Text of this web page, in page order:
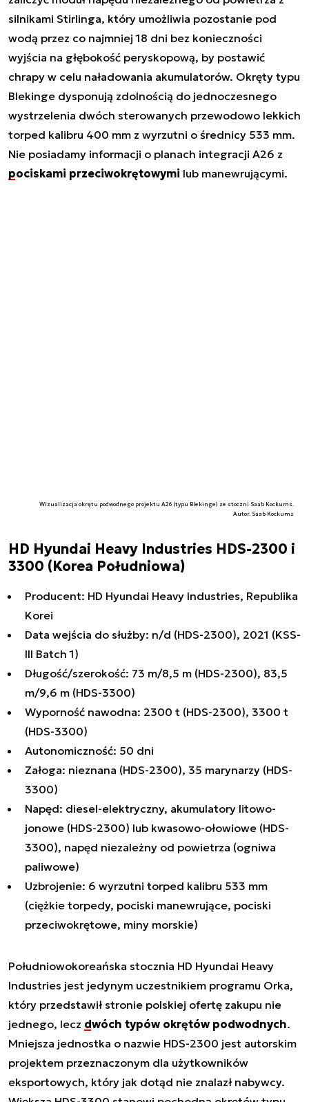
silnikami Stirlinga, który umożliwia pozostanie pod
wodą przez co najmniej 18 dni bez konieczności
wyjścia na głębokość peryskopową, by postawić
chrapy w celu naładowania akumulatorów. Okręty typu
Blekinge dysponują zdolnością do jednoczesnego
wystrzelenia dwóch sterowanych przewodowo lekkich
torped kalibru 400 mm z wyrzutni o średnicy 533 mm.
Nie posiadamy informacji o planach integracji A26 z
pociskami przeciwokrętowymi lub manewrującymi.
Wizualizacja okrętu podwodnego projektu A26 (typu Blekinge) ze stoczni Saab Kockums.
Autor. Saab Kockums
HD Hyundai Heavy Industries HDS-2300 i
3300 (Korea Południowa)
Producent: HD Hyundai Heavy Industries, Republika
Korei
Data wejścia do służby: n/d (HDS-2300), 2021 (KSS-
III Batch 1)
Długość/szerokość: 73 m/8,5 m (HDS-2300), 83,5
m/9,6 m (HDS-3300)
Wyporność nawodna: 2300 t (HDS-2300), 3300 t
(HDS-3300)
Autonomiczność: 50 dni
Załoga: nieznana (HDS-2300), 35 marynarzy (HDS-
3300)
Napęd: diesel-elektryczny, akumulatory litowo-
jonowe (HDS-2300) lub kwasowo-ołowiowe (HDS-
3300), napęd niezależny od powietrza (ogniwa
paliwowe)
Uzbrojenie: 6 wyrzutni torped kalibru 533 mm
(ciężkie torpedy, pociski manewrujące, pociski
przeciwokrętowe, miny morskie)
Południowokoreańska stocznia HD Hyundai Heavy
Industries jest jedynym uczestnikiem programu Orka,
który przedstawił stronie polskiej ofertę zakupu nie
jednego, lecz dwóch typów okrętów podwodnych.
Mniejsza jednostka o nazwie HDS-2300 jest autorskim
projektem przeznaczonym dla użytkowników
eksportowych, który jak dotąd nie znalazł nabywcy.